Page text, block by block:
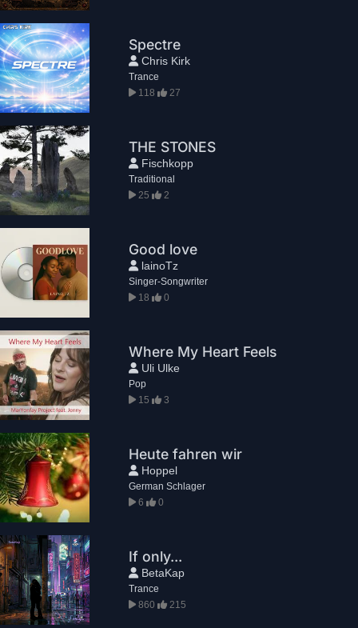
Spectre
Chris Kirk
Trance
118
27
THE STONES
Fischkopp
Traditional
25
2
Good love
lainoTz
Singer-Songwriter
18
0
Where My Heart Feels
Uli Ulke
Pop
15
3
Heute fahren wir
Hoppel
German Schlager
6
0
If only...
BetaKap
Trance
860
215